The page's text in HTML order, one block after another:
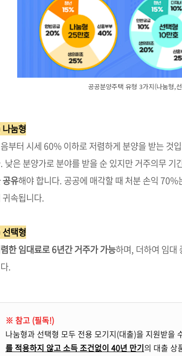
공공분양주택 유형 3가지(나눔형,
눔형
부터 시세 60% 이하로 저렴하게 분양을 받는 것
낮은 분양가로 분야를 받을 순 있지만 거주의무 기
공유해야 합니다. 공공에 매각할 때 처분 손익
귀속됩니다.
택형
한 임대료로 6년간 거주가 가능하며, 더하여 임대
.
※ 참고 (필독!)
나눔형과 선택형 모두 전용 모기지(대출)을 지원받을
를 적용하지 않고소득 조건없이 40년 만기의 대출 상